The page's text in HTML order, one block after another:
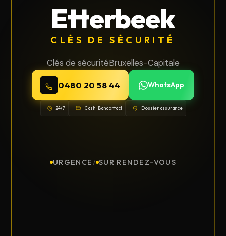
Etterbeek
CLÉS DE SÉCURITÉ
Clés de sécuritéBruxelles-Capitale
0480 20 58 44 WhatsApp
24/7 Cash · Bancontact Dossier assurance
URGENCE / SUR RENDEZ-VOUS